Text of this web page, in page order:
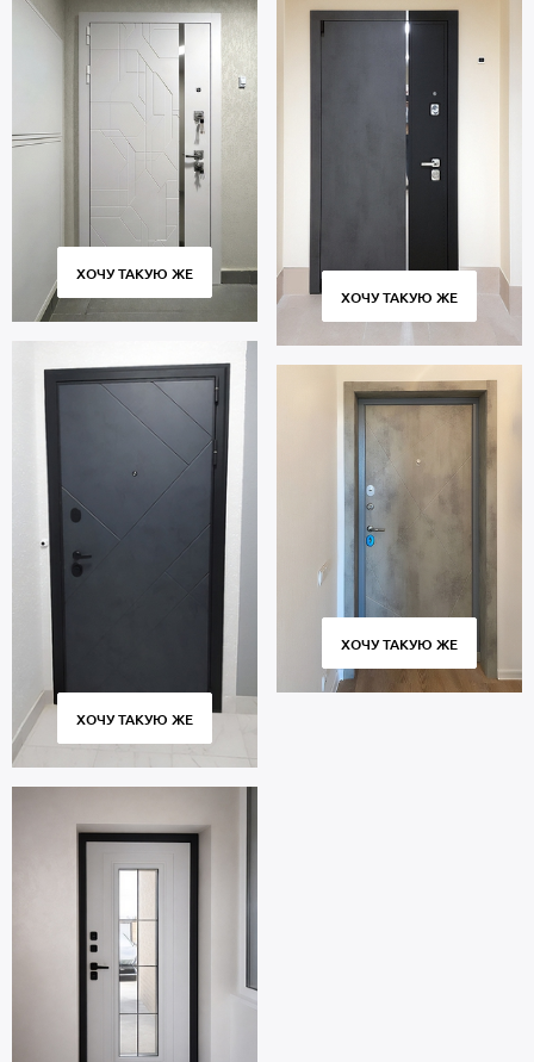
ХОЧУ ТАКУЮ ЖЕ
ХОЧУ ТАКУЮ ЖЕ
ХОЧУ ТАКУЮ ЖЕ
ХОЧУ ТАКУЮ ЖЕ